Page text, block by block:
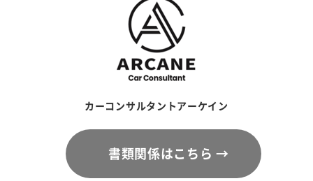
カーコンサルタントアーケイン
書類関係はこちら